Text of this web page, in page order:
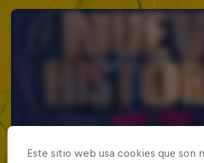
Este sitio web usa cookies que son